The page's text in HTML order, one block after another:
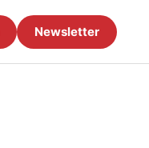
Newsletter